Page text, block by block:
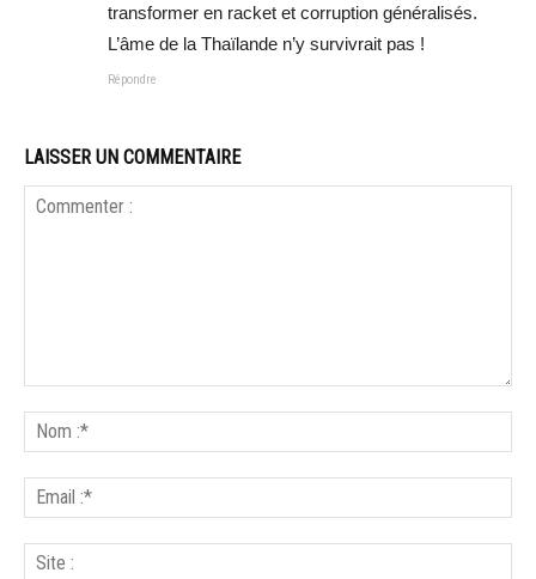
transformer en racket et corruption généralisés.
L’âme de la Thaïlande n’y survivrait pas !
Répondre
LAISSER UN COMMENTAIRE